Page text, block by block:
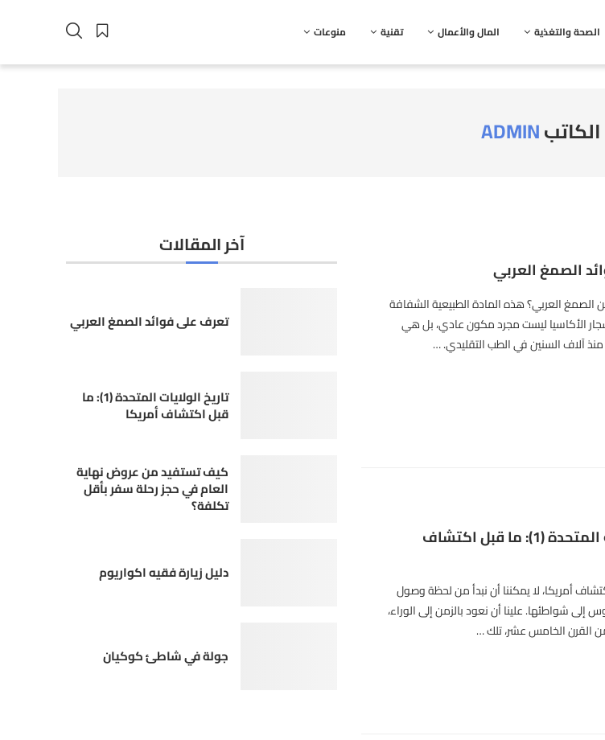
الصحة والتغذية المال والأعمال تقنية منوعات
الكاتبADMIN
الصمغ العربي
العربي؟ هذه المادة الطبيعية الشفافة
الأكاسيا ليست مجرد مكون عادي، بل هي
آلاف السنين في الطب التقليدي. …
تاريخ الولايات المتحدة (1): ما قبل اكتشاف
أمريكا، لا يمكننا أن نبدأ من لحظة وصول
شواطئها. علينا أن نعود بالزمن إلى الوراء،
القرن الخامس عشر، تلك …
آخر المقالات
تعرف على فوائد الصمغ العربي
تاريخ الولايات المتحدة (1): ما
قبل اكتشاف أمريكا
كيف تستفيد من عروض نهاية
العام في حجز رحلة سفر بأقل
تكلفة؟
دليل زيارة فقيه اكواريوم
جولة في شاطئ كوكيان